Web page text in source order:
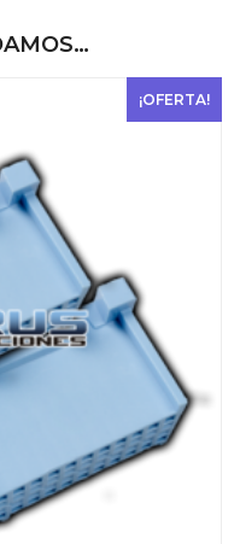
¡OFERTA!